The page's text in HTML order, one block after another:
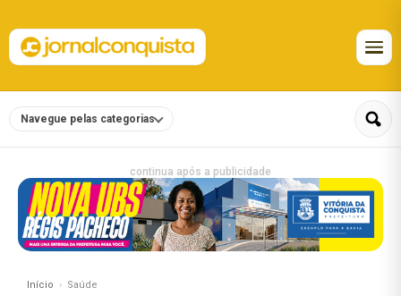
Navegue pelas categorias
continua após a publicidade
Início Saúde